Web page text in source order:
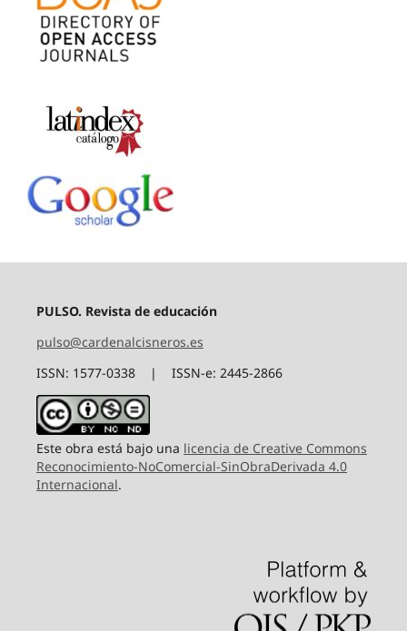
PULSO. Revista de educación
pulso@cardenalcisneros.es
ISSN: 1577-0338 | ISSN-e: 2445-2866
Este obra está bajo una licencia de Creative Commons
Reconocimiento-NoComercial-SinObraDerivada 4.0
Internacional.